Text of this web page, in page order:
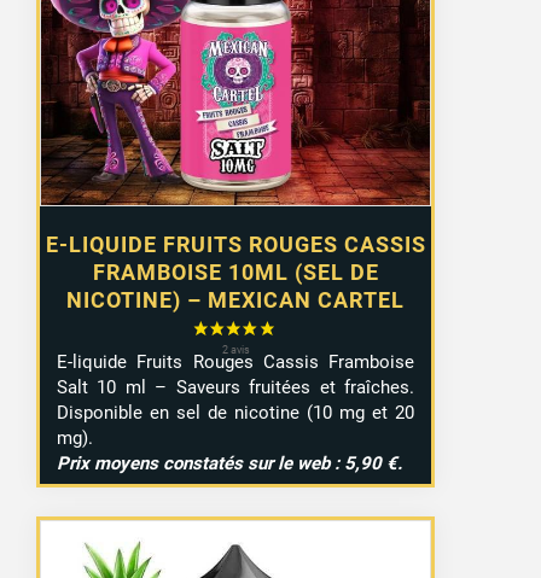
E-LIQUIDE FRUITS ROUGES CASSIS
FRAMBOISE 10ML (SEL DE
NICOTINE) – MEXICAN CARTEL
E-liquide Fruits Rouges Cassis Framboise
Salt 10 ml – Saveurs fruitées et fraîches.
Disponible en sel de nicotine (10 mg et 20
mg).
Prix moyens constatés sur le web : 5,90 €.